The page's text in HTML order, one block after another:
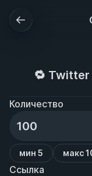
🔁 Twitter
Количество
мин 5 макс
Ссылка